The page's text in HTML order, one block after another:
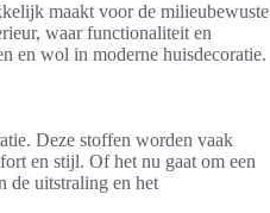
maakt voor de milieubewuste
waar functionaliteit en
en wol in moderne huisdecoratie.
Deze stoffen worden vaak
en stijl. Of het nu gaat om een
de uitstraling en het